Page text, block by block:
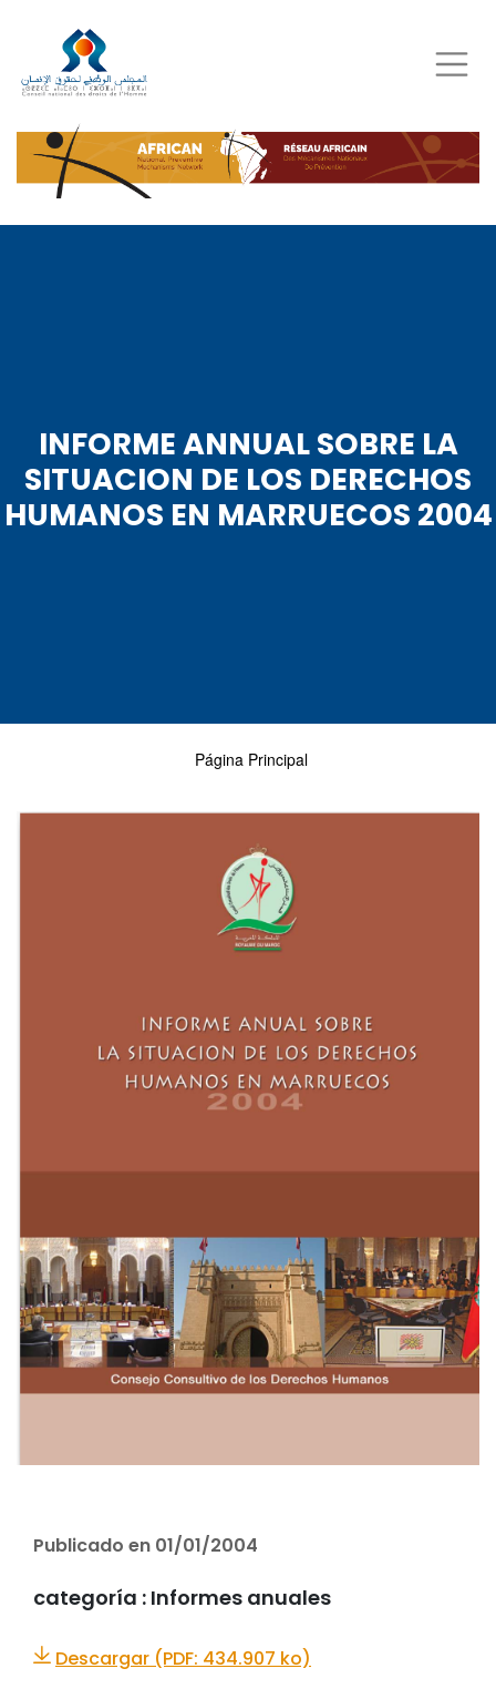
to
main
content
INFORME ANNUAL SOBRE LA
SITUACION DE LOS DERECHOS
HUMANOS EN MARRUECOS 2004
Página Principal
Publicado en 01/01/2004
categoría : Informes anuales
Descargar (PDF: 434.907 ko)